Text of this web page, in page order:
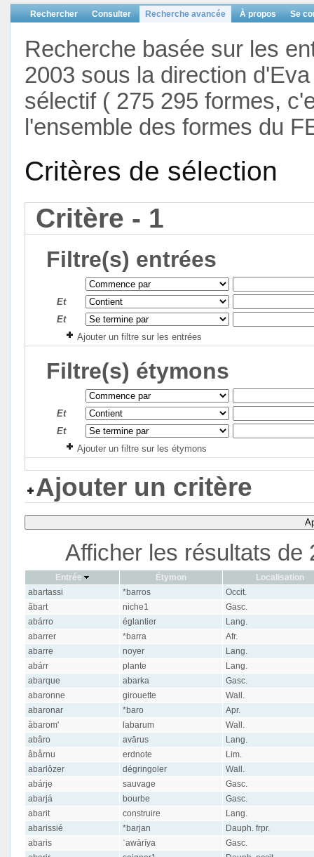
Rechercher Consulter Recherche avancée À propos Se
Recherche basée sur les
2003 sous la direction
sélectif ( 275 295 formes,
l'ensemble des formes du
Critères de sélection
Critère - 1
Filtre(s) entrées
Et
Et
Ajouter un filtre sur les entrées
Filtre(s) étymons
Et
Et
Ajouter un filtre sur les étymons
Ajouter un critère
Afficher les résultats de
Entrée Étymon
Localisation
abartassi
*barros
Occit.
ãbart
niche1
Gasc.
abárro
églantier
Lang.
abarrer
*barra
Afr.
abarre
noyer
Lang.
abárr
plante
Lang.
abarque
abarka
Gasc.
abaronne
girouette
Wall.
abaronar
*baro
Apr.
âbarom'
labarum
Wall.
abâro
avārus
Lang.
âbårnu
erdnote
Lim.
abarlôzer
dégringoler
Wall.
abárjẹ
sauvage
Gasc.
abarjá
bourbe
Gasc.
abarit
construire
Lang.
abarissié
*barjan
Dauph. frpr.
abaris
ʿawārīya
Gasc.